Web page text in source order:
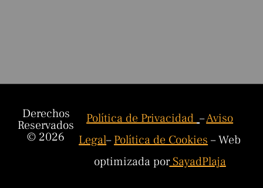
Derechos
Reservados
© 2026
Política de Privacidad–Aviso
Legal–Política de Cookies– Web
optimizada porSayadPlaja